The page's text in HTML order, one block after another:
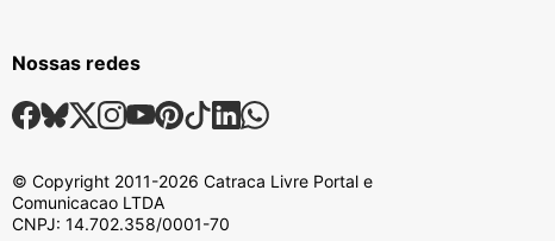
Nossas redes
Nossas Redes Sociais
Facebook
Bsky
X Instagram
Youtube
Pinterest
TiktokLinkedin
Whatsapp
© Copyright 2011-2026 Catraca Livre Portal e
Comunicacao LTDA
CNPJ: 14.702.358/0001-70